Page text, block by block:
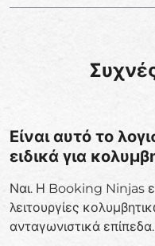
Είναι αυτό το
ειδικά για
Ναι. Η Booking Ninjas
λειτουργίες
ανταγωνιστικά επίπεδα.